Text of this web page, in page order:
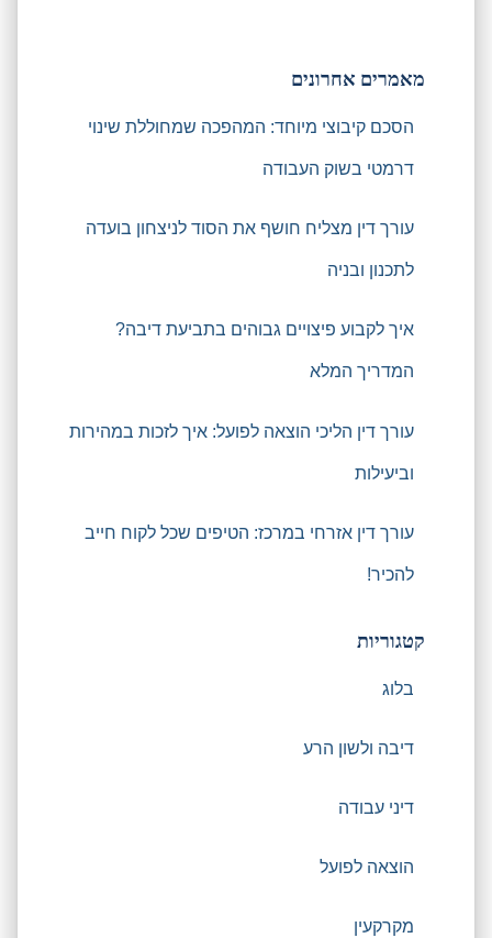
מאמרים אחרונים
הסכם קיבוצי מיוחד: המהפכה שמחוללת שינוי
דרמטי בשוק העבודה
עורך דין מצליח חושף את הסוד לניצחון בועדה
לתכנון ובניה
איך לקבוע פיצויים גבוהים בתביעת דיבה?
המדריך המלא
עורך דין הליכי הוצאה לפועל: איך לזכות במהירות
וביעילות
עורך דין אזרחי במרכז: הטיפים שכל לקוח חייב
להכיר!
קטגוריות
בלוג
דיבה ולשון הרע
דיני עבודה
הוצאה לפועל
מקרקעין